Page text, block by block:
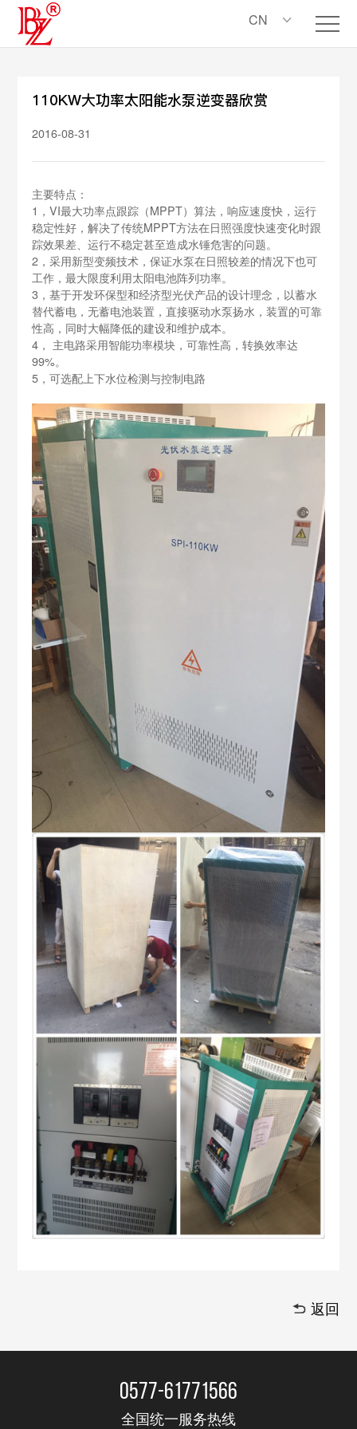
CN
110KW大功率太阳能水泵逆变器欣赏
2016-08-31
主要特点：
1，VI最大功率点跟踪（MPPT）算法，响应速度快，运行
稳定性好，解决了传统MPPT方法在日照强度快速变化时跟
踪效果差、运行不稳定甚至造成水锤危害的问题。
2，采用新型变频技术，保证水泵在日照较差的情况下也可
工作，最大限度利用太阳电池阵列功率。
3，基于开发环保型和经济型光伏产品的设计理念，以蓄水
替代蓄电，无蓄电池装置，直接驱动水泵扬水，装置的可靠
性高，同时大幅降低的建设和维护成本。
4， 主电路采用智能功率模块，可靠性高，转换效率达
99%。
5，可选配上下水位检测与控制电路
返回
0577-61771566
全国统一服务热线